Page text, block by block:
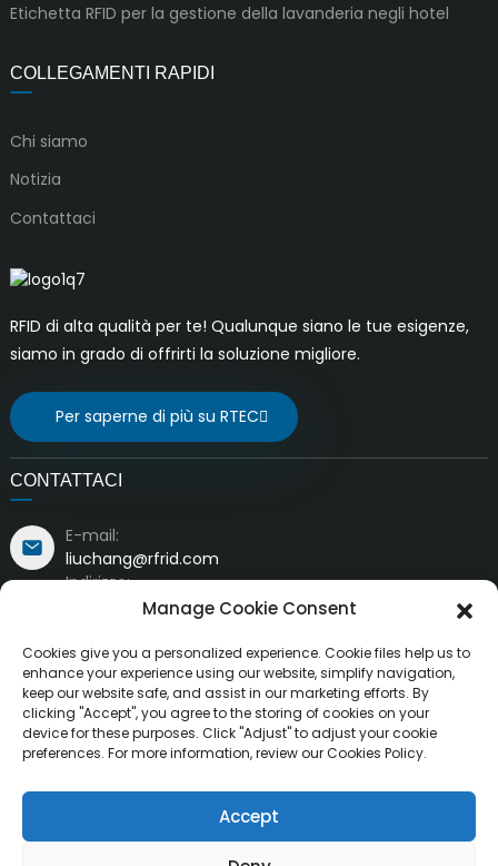
Etichetta RFID per la gestione della lavanderia negli hotel
COLLEGAMENTI RAPIDI
Chi siamo
Notizia
Contattaci
RFID di alta qualità per te! Qualunque siano le tue esigenze,
siamo in grado di offrirti la soluzione migliore.
Per saperne di più su RTEC
CONTATTACI
E-mail:
liuchang@rfrid.com
Indirizzo:
Edificio 10, Base per l'innovazione, Distretto scientifico
621000
Copyright ©MianYang RuiTai Intelligent Technology Co., Ltd.
Tutti i diritti riservati.
Manage Cookie Consent
Cookies give you a personalized experience. Cookie files help us to
enhance your experience using our website, simplify navigation,
keep our website safe, and assist in our marketing efforts. By
clicking "Accept", you agree to the storing of cookies on your
device for these purposes. Click "Adjust" to adjust your cookie
preferences. For more information, review our Cookies Policy.
Accept